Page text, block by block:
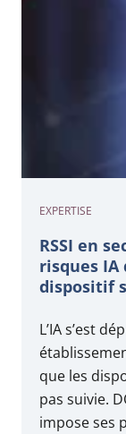
EXPERTISE
RSSI en
risques
dispositif
L’IA s’est
que les
pas suivie.
impose ses